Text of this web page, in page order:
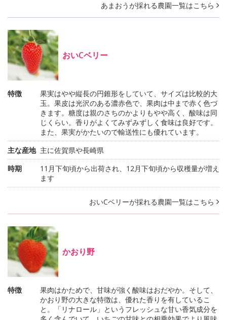
あまおうが採れる農園一覧はこちら
おいCベリー
特徴
果実はやや縦長の円錐形をしていて、サイズは比較的大
玉。果皮は光沢のある濃赤色で、果肉は中まで赤く色づ
きます。糖度は親のさちのかよりもやや高く、酸味は同
じくらい。香りがよくてみずみずしく食味は良好です。
また、果実がかたいので輸送性にも優れています。
主な産地 主に佐賀県や長崎県
時期
11月下旬頃から出荷され、12月下旬頃から収穫量が増え
ます
おいCベリーが採れる農園一覧はこちら
かおり野
特徴
果肉はかためで、甘味が強く酸味はおだやか。そして、
かおり野の大きな特徴は、優れた香りを有しているこ
と。「リナロール」というフレッシュな甘い香気成分を